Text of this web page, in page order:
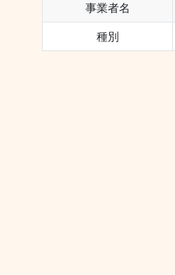
事業者名
種別